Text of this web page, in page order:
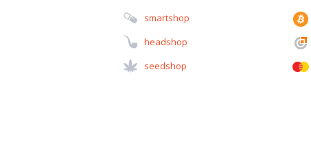
Smartshop
Headshop
Seedshop